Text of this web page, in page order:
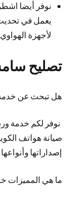
نوفر أيضا
يعمل في
لأجهزة
تصليح
هل تبحث عن
نوفر لكم خدمة
صيانة هواتف
إصداراتها وأنواعها
ما هي المميزات